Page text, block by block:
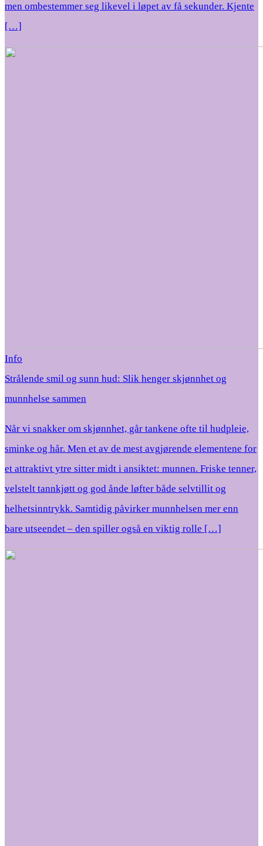
men ombestemmer seg likevel i løpet av få sekunder. Kjente
[…]
Info
Strålende smil og sunn hud: Slik henger skjønnhet og
munnhelse sammen
Når vi snakker om skjønnhet, går tankene ofte til hudpleie,
sminke og hår. Men et av de mest avgjørende elementene for
et attraktivt ytre sitter midt i ansiktet: munnen. Friske tenner,
velstelt tannkjøtt og god ånde løfter både selvtillit og
helhetsinntrykk. Samtidig påvirker munnhelsen mer enn
bare utseendet – den spiller også en viktig rolle […]